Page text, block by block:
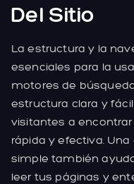
Del Sitio
La estructura y la
esenciales para la
motores de
estructura clara y
visitantes a
rápida y efectiva.
simple también
leer tus páginas y